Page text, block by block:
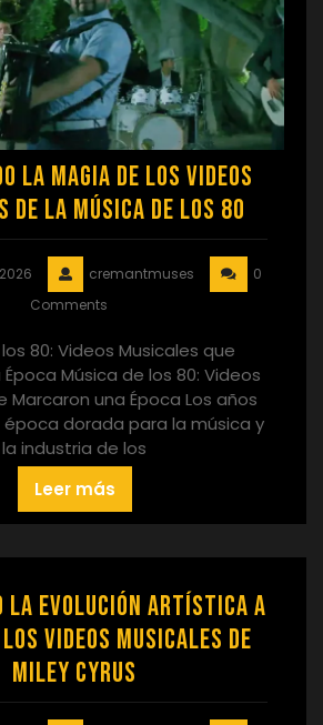
la Magia de los Videos
de la Música de los 80
cremantmuses
0
Comments
80: Videos Musicales que
Música de los 80: Videos
Marcaron una Época Los años
época dorada para la música y
la industria de los
Leer más
la Evolución Artística a
Videos Musicales de
Miley Cyrus